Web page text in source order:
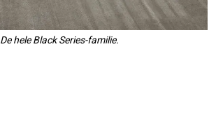
De hele Black Series-familie.